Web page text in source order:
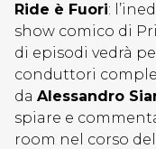
Ride è Fuori:
show comico di
di episodi vedrà
conduttori
da Alessandro
spiare e
room nel corso